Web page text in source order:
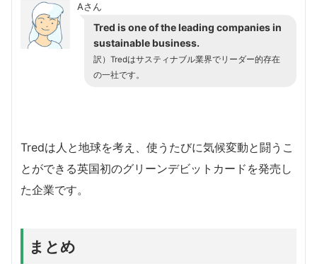
Aさん
Tred is one of the leading companies in
sustainable business.
訳）Tredはサスティナブル業界でリーダー的存在
の一社です。
Tredは人と地球を考え、使うたびに気候変動と闘うこ
とができる英国初のグリーンデビットカードを発売し
た企業です。
まとめ